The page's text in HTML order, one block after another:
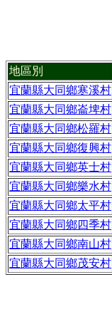
地區別
宜蘭縣大同鄉寒溪村
宜蘭縣大同鄉崙埤村
宜蘭縣大同鄉松羅村
宜蘭縣大同鄉復興村
宜蘭縣大同鄉英士村
宜蘭縣大同鄉樂水村
宜蘭縣大同鄉太平村
宜蘭縣大同鄉四季村
宜蘭縣大同鄉南山村
宜蘭縣大同鄉茂安村